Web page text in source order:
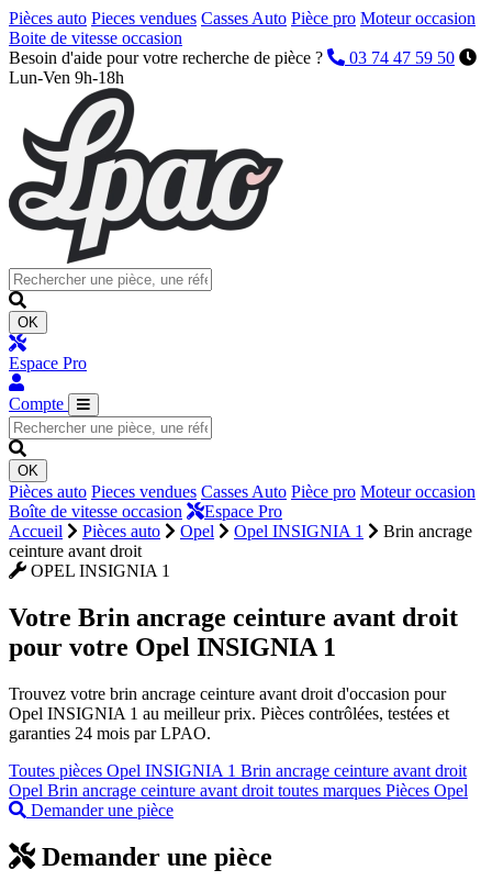
Pièces auto Pieces vendues Casses Auto Pièce pro Moteur occasion
Boite de vitesse occasion
Besoin d'aide pour votre recherche de pièce ?
03 74 47 59 50
Lun-Ven 9h-18h
OK
Espace Pro
Compte
OK
Pièces auto Pieces vendues Casses Auto Pièce pro Moteur occasion
Boîte de vitesse occasion
Espace Pro
Accueil
Pièces auto Opel Opel INSIGNIA 1
Brin ancrage
ceinture avant droit
OPEL INSIGNIA 1
Votre Brin ancrage ceinture avant droit
pour votre Opel INSIGNIA 1
Trouvez votre brin ancrage ceinture avant droit d'occasion pour
Opel INSIGNIA 1 au meilleur prix. Pièces contrôlées, testées et
garanties 24 mois par LPAO.
Toutes pièces Opel INSIGNIA 1 Brin ancrage ceinture avant droit
Opel Brin ancrage ceinture avant droit toutes marques Pièces Opel
Demander une pièce
Demander une pièce